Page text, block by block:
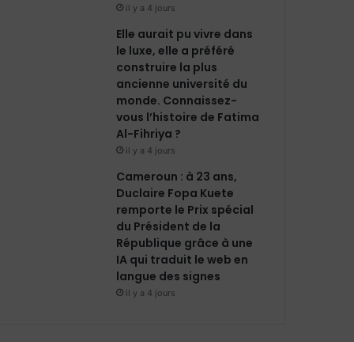
il y a 4 jours
Elle aurait pu vivre dans
le luxe, elle a préféré
construire la plus
ancienne université du
monde. Connaissez-
vous l’histoire de Fatima
Al-Fihriya ?
il y a 4 jours
Cameroun : à 23 ans,
Duclaire Fopa Kuete
remporte le Prix spécial
du Président de la
République grâce à une
IA qui traduit le web en
langue des signes
il y a 4 jours